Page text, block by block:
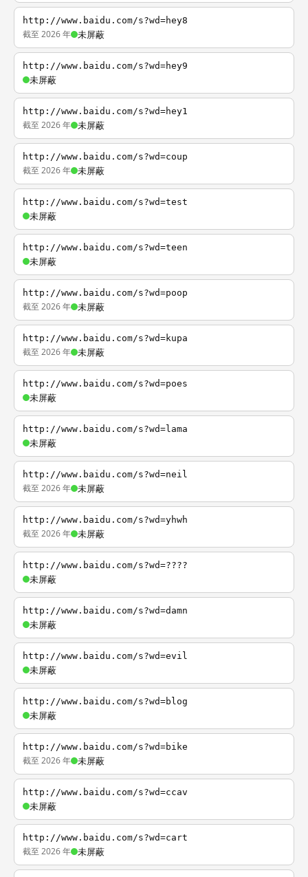
http://www.baidu.com/s?wd=hey8
截至 2026 年 未屏蔽
http://www.baidu.com/s?wd=hey9
未屏蔽
http://www.baidu.com/s?wd=hey1
截至 2026 年 未屏蔽
http://www.baidu.com/s?wd=coup
截至 2026 年 未屏蔽
http://www.baidu.com/s?wd=test
未屏蔽
http://www.baidu.com/s?wd=teen
未屏蔽
http://www.baidu.com/s?wd=poop
截至 2026 年 未屏蔽
http://www.baidu.com/s?wd=kupa
截至 2026 年 未屏蔽
http://www.baidu.com/s?wd=poes
未屏蔽
http://www.baidu.com/s?wd=lama
未屏蔽
http://www.baidu.com/s?wd=neil
截至 2026 年 未屏蔽
http://www.baidu.com/s?wd=yhwh
截至 2026 年 未屏蔽
http://www.baidu.com/s?wd=????
未屏蔽
http://www.baidu.com/s?wd=damn
未屏蔽
http://www.baidu.com/s?wd=evil
未屏蔽
http://www.baidu.com/s?wd=blog
未屏蔽
http://www.baidu.com/s?wd=bike
截至 2026 年 未屏蔽
http://www.baidu.com/s?wd=ccav
未屏蔽
http://www.baidu.com/s?wd=cart
截至 2026 年 未屏蔽